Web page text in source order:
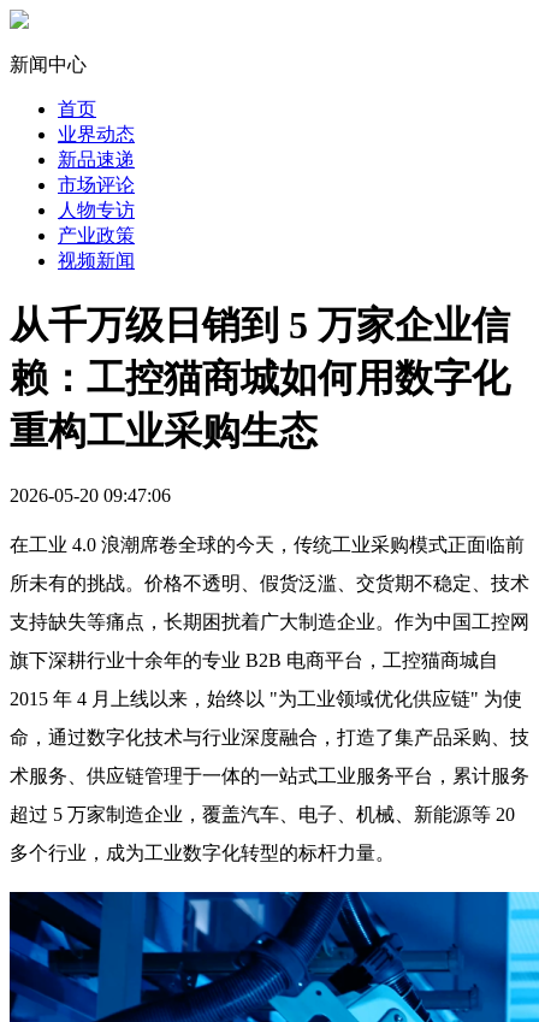
新闻中心
首页
业界动态
新品速递
市场评论
人物专访
产业政策
视频新闻
从千万级日销到 5 万家企业信
赖：工控猫商城如何用数字化
重构工业采购生态
2026-05-20 09:47:06
在工业 4.0 浪潮席卷全球的今天，传统工业采购模式正面临前
所未有的挑战。价格不透明、假货泛滥、交货期不稳定、技术
支持缺失等痛点，长期困扰着广大制造企业。作为中国工控网
旗下深耕行业十余年的专业 B2B 电商平台，工控猫商城自
2015 年 4 月上线以来，始终以 "为工业领域优化供应链" 为使
命，通过数字化技术与行业深度融合，打造了集产品采购、技
术服务、供应链管理于一体的一站式工业服务平台，累计服务
超过 5 万家制造企业，覆盖汽车、电子、机械、新能源等 20
多个行业，成为工业数字化转型的标杆力量。